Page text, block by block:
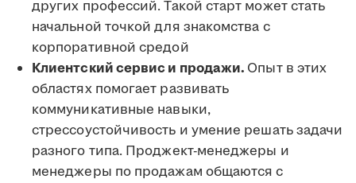
других профессий. Такой старт может стать
начальной точкой для знакомства с
корпоративной средой
Клиентский сервис и продажи. Опыт в этих
областях помогает развивать
коммуникативные навыки,
стрессоустойчивость и умение решать задачи
разного типа. Проджект-менеджеры и
менеджеры по продажам общаются с